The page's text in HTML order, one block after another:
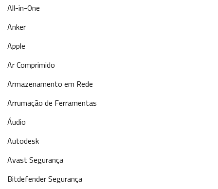
All-in-One
Anker
Apple
Ar Comprimido
Armazenamento em Rede
Arrumação de Ferramentas
Áudio
Autodesk
Avast Segurança
Bitdefender Segurança